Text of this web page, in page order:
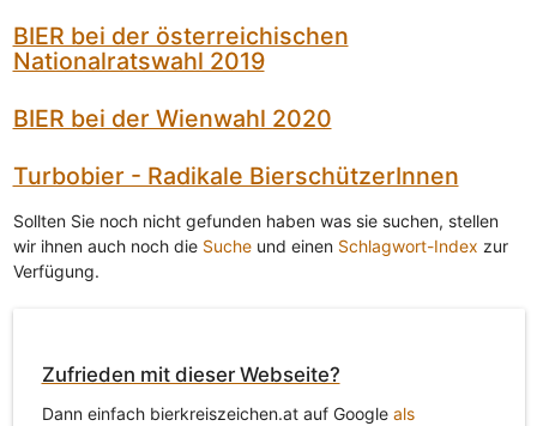
BIER bei der österreichischen
Nationalratswahl 2019
BIER bei der Wienwahl 2020
Turbobier - Radikale BierschützerInnen
Sollten Sie noch nicht gefunden haben was sie suchen, stellen
wir ihnen auch noch die Sucheund einen Schlagwort-Index zur
Verfügung.
Zufrieden mit dieser Webseite?
Dann einfach bierkreiszeichen.at auf Google als